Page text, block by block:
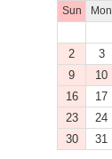
Sun Mon
2
3
9
10
16
17
23
24
30
31